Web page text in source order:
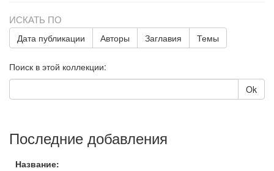
ИСКАТЬ ПО
Дата публикации Авторы Заглавия Темы
Поиск в этой коллекции:
Ok
Последние добавления
Название: